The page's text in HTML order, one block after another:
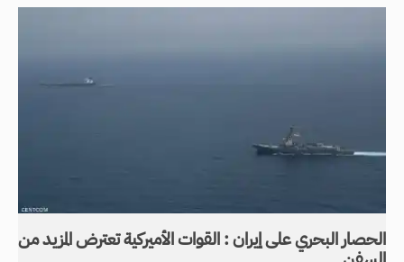
الحصار البحري على إيران : القوات الأميركية تعترض المزيد من